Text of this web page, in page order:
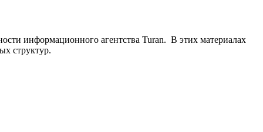
информационного агентства Turan. В этих материалах
структур.